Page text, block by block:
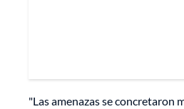
"Las amenazas se concretaron